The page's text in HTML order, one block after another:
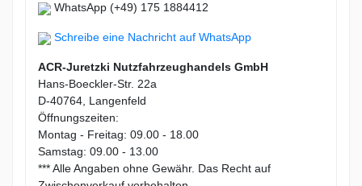
WhatsApp (+49) 175 1884412
Schreibe eine Nachricht auf WhatsApp
ACR-Juretzki Nutzfahrzeughandels GmbH
Hans-Boeckler-Str. 22a
D-40764, Langenfeld
Öffnungszeiten:
Montag - Freitag: 09.00 - 18.00
Samstag: 09.00 - 13.00
*** Alle Angaben ohne Gewähr. Das Recht auf